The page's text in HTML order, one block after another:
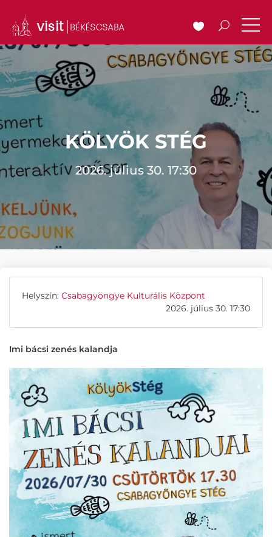
KÖLYÖK STÉG
2026. július 30. 17:30
Helyszín: Csabagyöngye Kulturális Központ
2026. július 30. 17:30
Imi bácsi zenés kalandja